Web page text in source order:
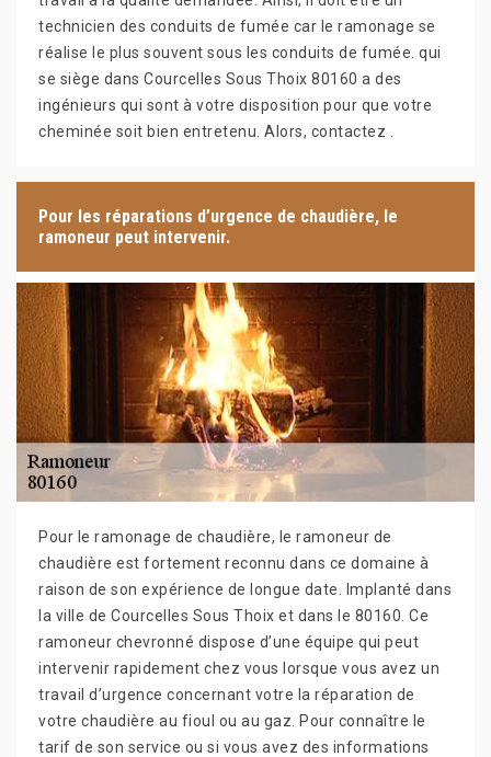
technicien des conduits de fumée car le ramonage se
réalise le plus souvent sous les conduits de fumée. qui
se siège dans Courcelles Sous Thoix 80160 a des
ingénieurs qui sont à votre disposition pour que votre
cheminée soit bien entretenu. Alors, contactez .
Pour les réparations d’urgence de chaudière, le
ramoneur peut intervenir.
Pour le ramonage de chaudière, le ramoneur de
chaudière est fortement reconnu dans ce domaine à
raison de son expérience de longue date. Implanté dans
la ville de Courcelles Sous Thoix et dans le 80160. Ce
ramoneur chevronné dispose d’une équipe qui peut
intervenir rapidement chez vous lorsque vous avez un
travail d’urgence concernant votre la réparation de
votre chaudière au fioul ou au gaz. Pour connaître le
tarif de son service ou si vous avez des informations